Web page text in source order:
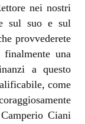
nei nostri
sul suo e sul
provvederete
una
a questo
come
Ciani